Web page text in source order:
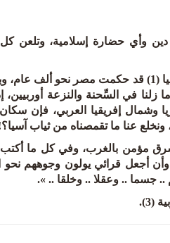
دين وأي حضارة إسلامية، وتلعن
قال سلامة موسى في كتابه اليوم والغد (ص 5 - 7): ولست أجهل أن آسيا (1)
ما زلنا في السِّحنة والنزعة
وشمال إفريقيا العربي، فإن
ونخلع عنا ما تقمصناه من ثياب
مؤمن بالغرب، وفي كل ما
أجعل قرائي يولون وجوههم
(3).